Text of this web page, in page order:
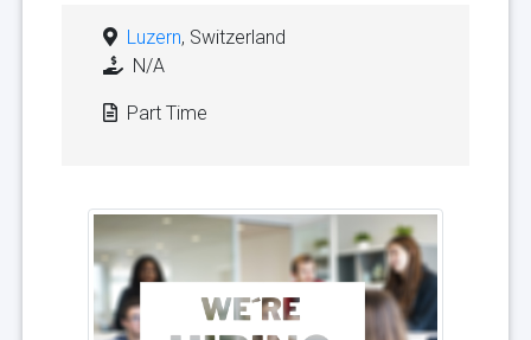
Luzern, Switzerland
N/A
Part Time